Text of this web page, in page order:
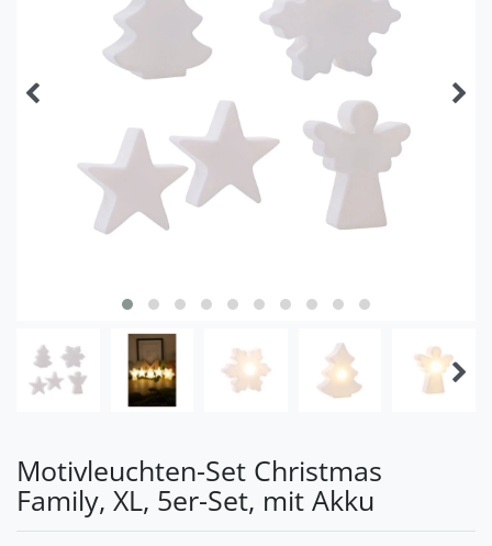
Motivleuchten-Set Christmas
Family, XL, 5er-Set, mit Akku